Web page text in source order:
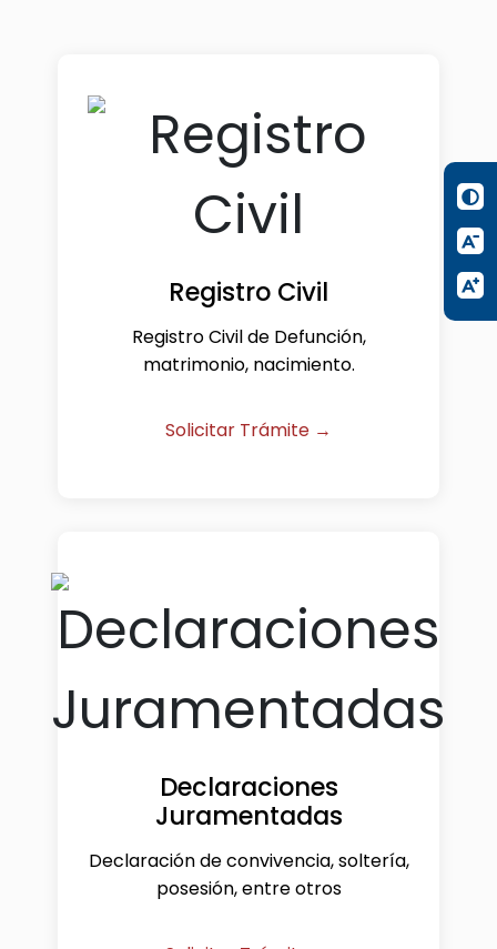
Registro Civil
Registro Civil de Defunción,
matrimonio, nacimiento.
Solicitar Trámite →
Declaraciones
Juramentadas
Declaración de convivencia, soltería,
posesión, entre otros